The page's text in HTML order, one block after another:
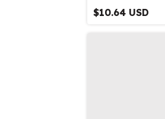
$10.64 USD